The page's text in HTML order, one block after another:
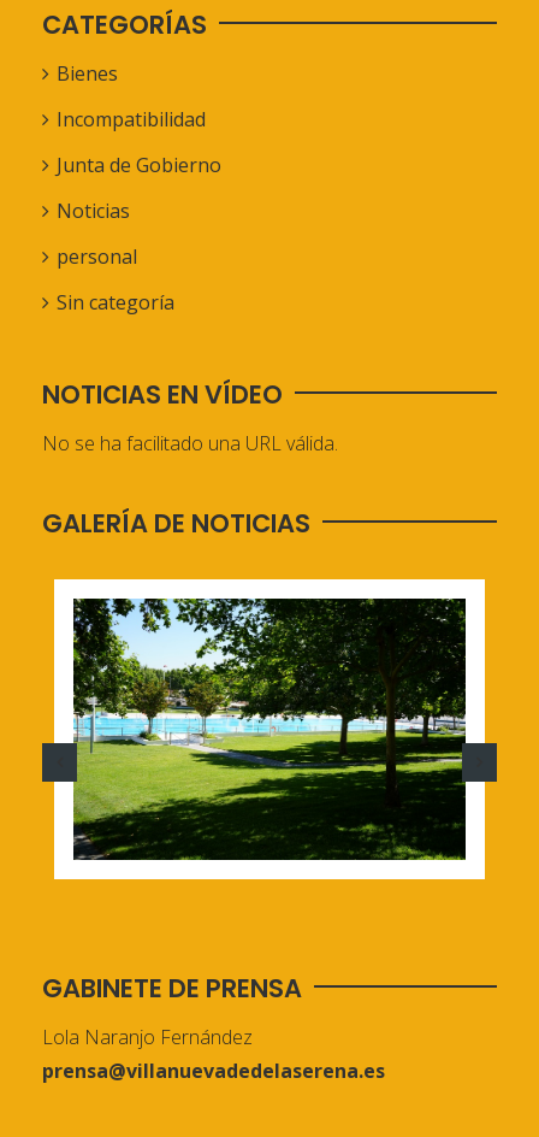
CATEGORÍAS
Bienes
Incompatibilidad
Junta de Gobierno
Noticias
personal
Sin categoría
NOTICIAS EN VÍDEO
No se ha facilitado una URL válida.
GALERÍA DE NOTICIAS
GABINETE DE PRENSA
Lola Naranjo Fernández
prensa@villanuevadedelaserena.es